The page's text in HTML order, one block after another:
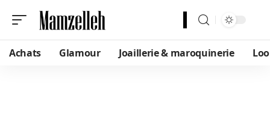
Achats Glamour Joaillerie & maroquinerie